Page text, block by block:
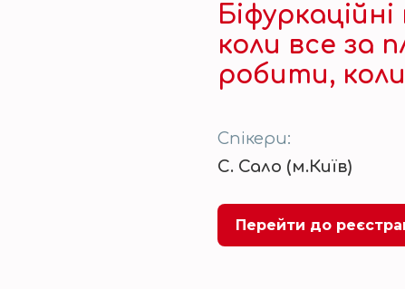
коли все за
робити, коли
Спікери:
С. Сало (м.Київ)
Перейти до